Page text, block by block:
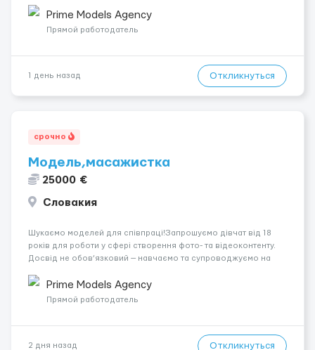
розвиватися.Досвід не обов’язковий.Якщо вас зацікавила
вакансія — залишайте відгук, і ми зв’яжемося ...
Prime Models Agency
Прямой работодатель
1 день назад Откликнуться
срочно
Модель,масажистка
25000 €
Словакия
Шукаємо моделей для співпраці!Запрошуємо дівчат від 18
років для роботи у сфері створення фото- та відеоконтенту.
Досвід не обов’язковий — навчаємо та супроводжуємо на
конфіденційність і професійну підтримку. Працюємо офіційно,
поважаємо особ...
Prime Models Agency
Прямой работодатель
2 дня назад Откликнуться